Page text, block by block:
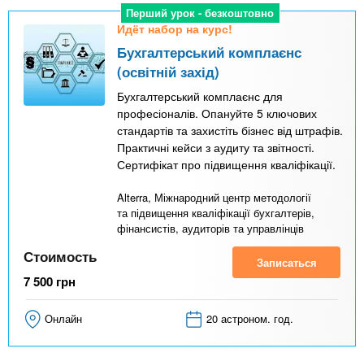
Перший урок - безкоштовно
Идёт набор на курс!
Бухгалтерський комплаєнс
(освітній захід)
Бухгалтерський комплаєнс для
професіоналів. Опануйте 5 ключових
стандартів та захистіть бізнес від штрафів.
Практичні кейси з аудиту та звітності.
Сертифікат про підвищення кваліфікації.
Alterra, Міжнародний центр методології
та підвищення кваліфікації бухгалтерів,
фінансистів, аудиторів та управлінців
Стоимость
7 500 грн
Записаться
Онлайн 20 астроном. год.